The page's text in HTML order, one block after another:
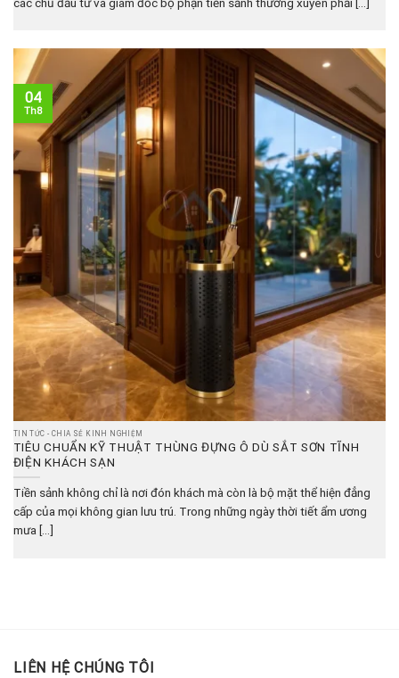
TIN TỨC - CHIA SẺ KINH NGHIỆM
TIÊU CHUẨN KỸ THUẬT THÙNG ĐỰNG Ô DÙ SẮT SƠN TĨNH
ĐIỆN KHÁCH SẠN
Tiền sảnh không chỉ là nơi đón khách mà còn là bộ mặt thể hiện đẳng
cấp của mọi không gian lưu trú. Trong những ngày thời tiết ẩm ương
mưa [...]
04
Th8
LIÊN HỆ CHÚNG TÔI